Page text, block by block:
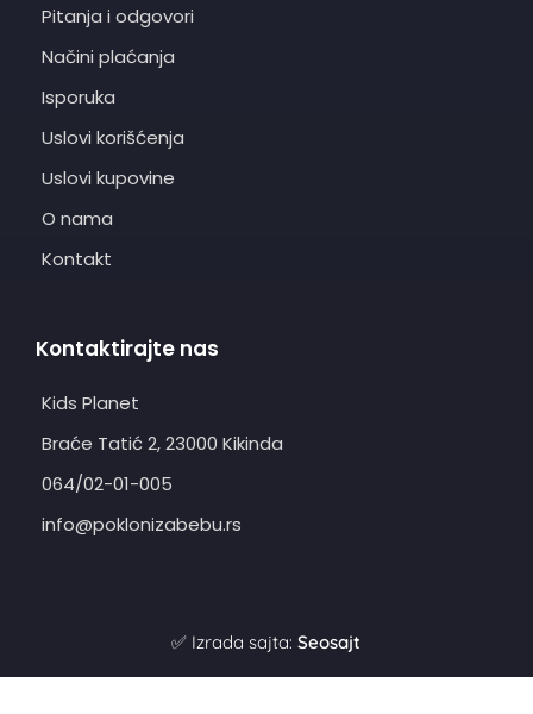
Pitanja i odgovori
Načini plaćanja
Isporuka
Uslovi korišćenja
Uslovi kupovine
O nama
Kontakt
Kontaktirajte nas
Kids Planet
Braće Tatić 2, 23000 Kikinda
064/02-01-005
info@poklonizabebu.rs
✅ Izrada sajta:Seosajt